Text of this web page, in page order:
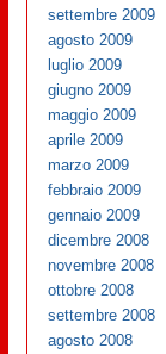
settembre 2009
agosto 2009
luglio 2009
giugno 2009
maggio 2009
aprile 2009
marzo 2009
febbraio 2009
gennaio 2009
dicembre 2008
novembre 2008
ottobre 2008
settembre 2008
agosto 2008